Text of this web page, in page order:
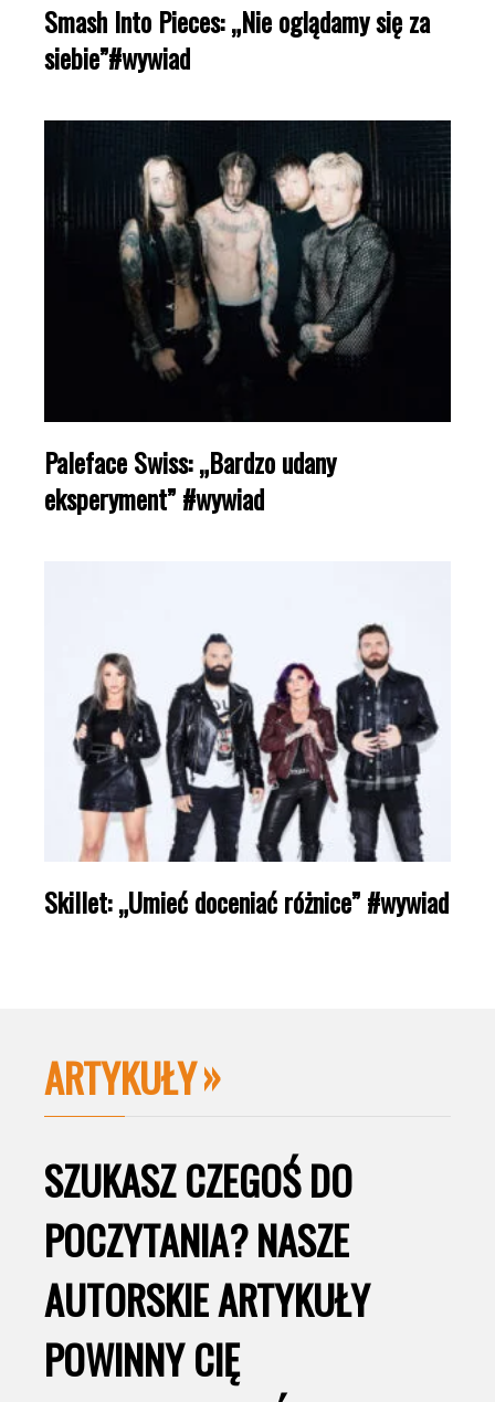
Smash Into Pieces: „Nie oglądamy się za
siebie”#wywiad
Paleface Swiss: „Bardzo udany
eksperyment” #wywiad
Skillet: „Umieć doceniać różnice” #wywiad
ARTYKUŁY
SZUKASZ CZEGOŚ DO
POCZYTANIA? NASZE
AUTORSKIE ARTYKUŁY
POWINNY CIĘ